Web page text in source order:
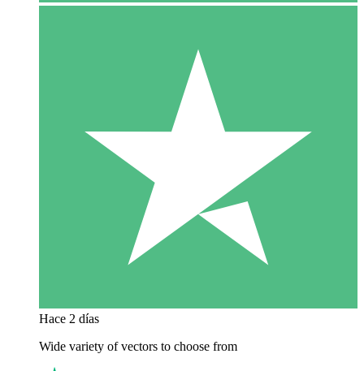
Hace 2 días
Wide variety of vectors to choose from